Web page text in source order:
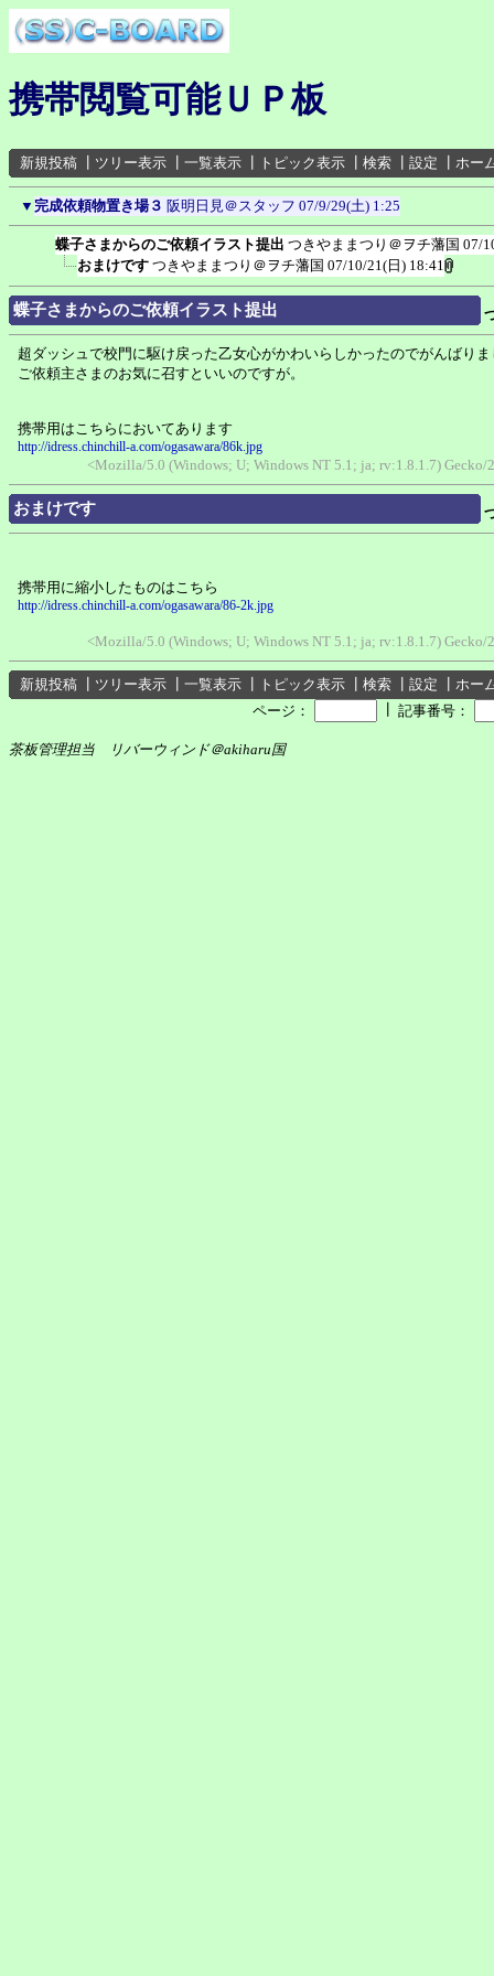
携帯閲覧可能ＵＰ板
新規投稿 ツリー表示 一覧表示 トピック表示 検索 設定 ホー
▼ 完成依頼物置き場３ 阪明日見＠スタッフ 07/9/29(土) 1:25
蝶子さまからのご依頼イラスト提出 つきやままつり＠ヲチ藩国 07/
おまけです つきやままつり＠ヲチ藩国 07/10/21(日) 18:41
蝶子さまからのご依頼イラスト提出
超ダッシュで校門に駆け戻った乙女心がかわいらしかったのでがんばり
ご依頼主さまのお気に召すといいのですが。
携帯用はこちらにおいてあります
http://idress.chinchill-a.com/ogasawara/86k.jpg
<Mozilla/5.0 (Windows; U; Windows NT 5.1; ja; rv:1.8.1.7)
おまけです
携帯用に縮小したものはこちら
http://idress.chinchill-a.com/ogasawara/86-2k.jpg
<Mozilla/5.0 (Windows; U; Windows NT 5.1; ja; rv:1.8.1.7)
新規投稿 ツリー表示 一覧表示 トピック表示 検索 設定
ホー
ページ：
記事番号：
茶板管理担当 リバーウィンド＠akiharu国